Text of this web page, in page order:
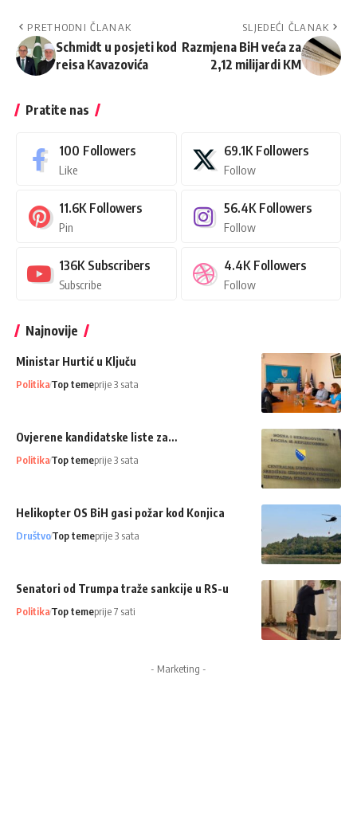
PRETHODNI ČLANAK
Schmidt u posjeti kod
reisa Kavazovića
SLJEDEĆI ČLANAK
Razmjena BiH veća za
2,12 milijardi KM
Pratite nas
100 Followers
Like
69.1K Followers
Follow
11.6K Followers
Pin
56.4K Followers
Follow
136K Subscribers
Subscribe
4.4K Followers
Follow
Najnovije
Ministar Hurtić u Ključu
PolitikaTop temeprije 3 sata
Ovjerene kandidatske liste za…
PolitikaTop temeprije 3 sata
Helikopter OS BiH gasi požar kod Konjica
DruštvoTop temeprije 3 sata
Senatori od Trumpa traže sankcije u RS-u
PolitikaTop temeprije 7 sati
- Marketing -